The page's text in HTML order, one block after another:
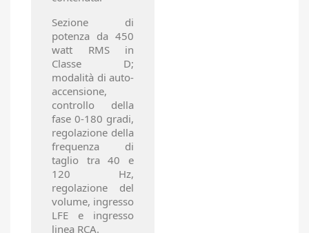
Sezione di
potenza da 450
watt RMS in
Classe D;
modalità di auto-
accensione,
controllo della
fase 0-180 gradi,
regolazione della
frequenza di
taglio tra 40 e
120 Hz,
regolazione del
volume, ingresso
LFE e ingresso
linea RCA.